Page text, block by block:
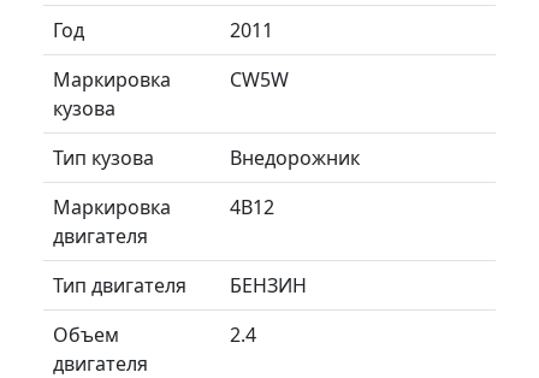
Год
2011
Маркировка
кузова
CW5W
Тип кузова
Внедорожник
Маркировка
двигателя
4B12
Тип двигателя
БЕНЗИН
Объем
двигателя
2.4